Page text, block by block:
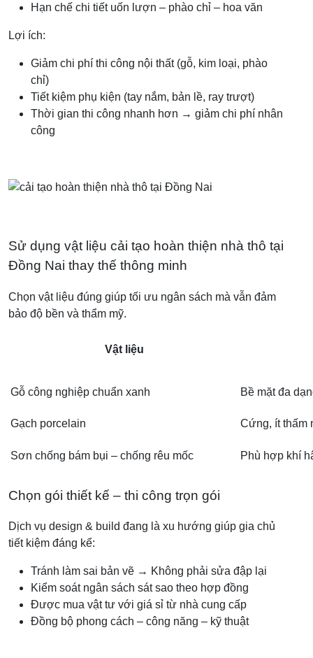
Hạn chế chi tiết uốn lượn – phào chỉ – hoa văn
Lợi ích:
Giảm chi phí thi công nội thất (gỗ, kim loại, phào
chỉ)
Tiết kiệm phụ kiện (tay nắm, bản lề, ray trượt)
Thời gian thi công nhanh hơn → giảm chi phí nhân
công
Sử dụng vật liệu cải tạo hoàn thiện nhà thô tại
Đồng Nai thay thế thông minh
Chọn vật liệu đúng giúp tối ưu ngân sách mà vẫn đảm
bảo độ bền và thẩm mỹ.
Vật liệu
Gỗ công nghiệp chuẩn xanh Bề mặt đa
Gạch porcelain Cứng, ít thấm
Sơn chống bám bụi – chống rêu mốc Phù hợp khí
Chọn gói thiết kế – thi công trọn gói
Dịch vụ design & build đang là xu hướng giúp gia chủ
tiết kiệm đáng kể:
Tránh làm sai bản vẽ → Không phải sửa đập lại
Kiểm soát ngân sách sát sao theo hợp đồng
Được mua vật tư với giá sỉ từ nhà cung cấp
Đồng bộ phong cách – công năng – kỹ thuật